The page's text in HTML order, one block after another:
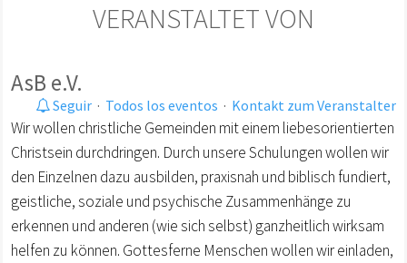
VERANSTALTET VON
AsB e.V.
Seguir · Todos los eventos · Kontakt zum Veranstalter
Wir wollen christliche Gemeinden mit einem liebesorientierten
Christsein durchdringen. Durch unsere Schulungen wollen wir
den Einzelnen dazu ausbilden, praxisnah und biblisch fundiert,
geistliche, soziale und psychische Zusammenhänge zu
erkennen und anderen (wie sich selbst) ganzheitlich wirksam
helfen zu können. Gottesferne Menschen wollen wir einladen,